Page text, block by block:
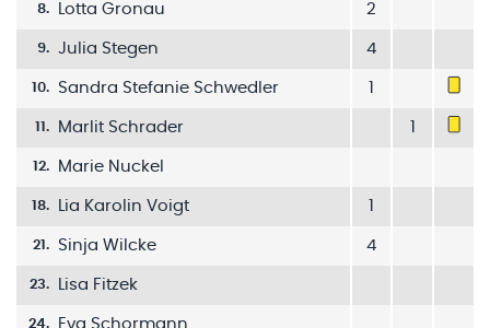
8. Lotta Gronau 2
9. Julia Stegen 4
10. Sandra Stefanie Schwedler
11. Marlit Schrader
12. Marie Nuckel
18. Lia Karolin Voigt
21. Sinja Wilcke 4
23. Lisa Fitzek
24. Eva Schormann